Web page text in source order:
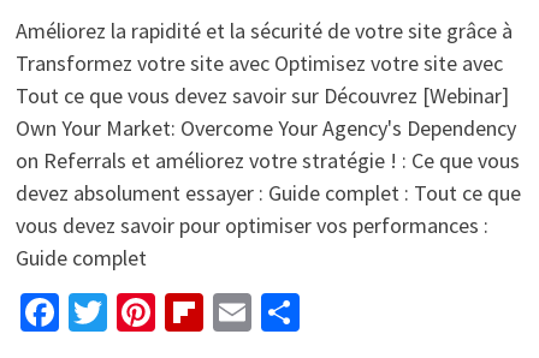
Améliorez la rapidité et la sécurité de votre site grâce à
Transformez votre site avec Optimisez votre site avec
Tout ce que vous devez savoir sur Découvrez [Webinar]
Own Your Market: Overcome Your Agency's Dependency
on Referrals et améliorez votre stratégie ! : Ce que vous
devez absolument essayer : Guide complet : Tout ce que
vous devez savoir pour optimiser vos performances :
Guide complet
Facebook
Twitter
Pinterest
Flipboard
EmailPartager